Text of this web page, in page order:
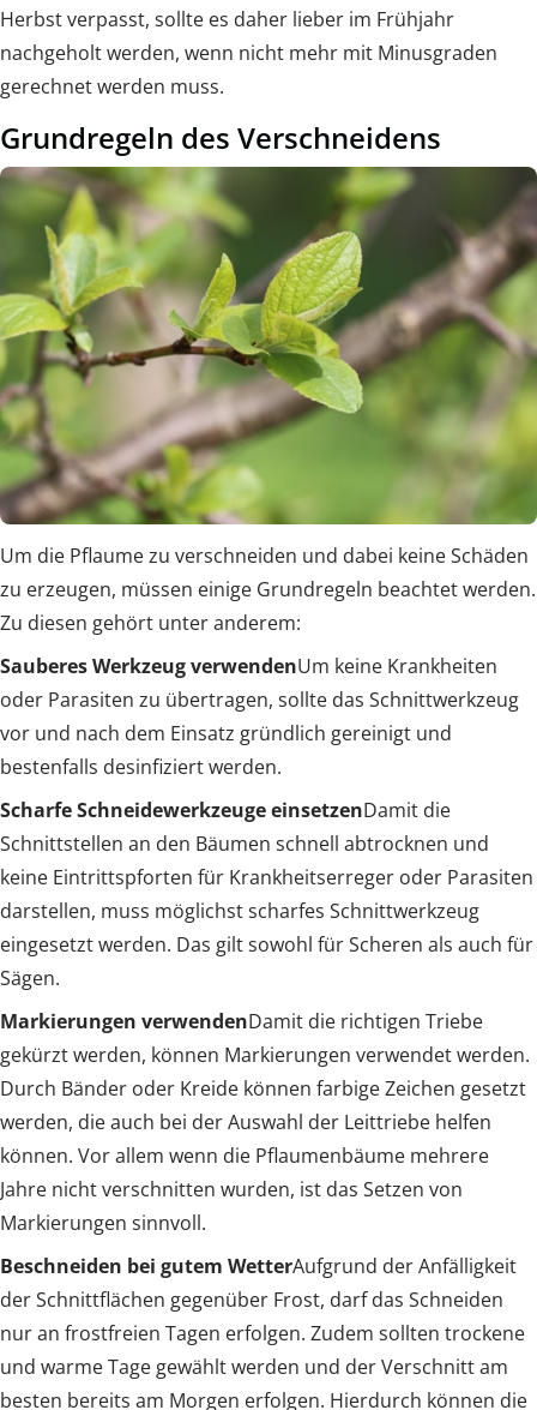
Herbst verpasst, sollte es daher lieber im Frühjahr
nachgeholt werden, wenn nicht mehr mit Minusgraden
gerechnet werden muss.
Grundregeln des Verschneidens
Um die Pflaume zu verschneiden und dabei keine Schäden
zu erzeugen, müssen einige Grundregeln beachtet werden.
Zu diesen gehört unter anderem:
Sauberes Werkzeug verwendenUm keine Krankheiten
oder Parasiten zu übertragen, sollte das Schnittwerkzeug
vor und nach dem Einsatz gründlich gereinigt und
bestenfalls desinfiziert werden.
Scharfe Schneidewerkzeuge einsetzenDamit die
Schnittstellen an den Bäumen schnell abtrocknen und
keine Eintrittspforten für Krankheitserreger oder Parasiten
darstellen, muss möglichst scharfes Schnittwerkzeug
eingesetzt werden. Das gilt sowohl für Scheren als auch für
Sägen.
Markierungen verwendenDamit die richtigen Triebe
gekürzt werden, können Markierungen verwendet werden.
Durch Bänder oder Kreide können farbige Zeichen gesetzt
werden, die auch bei der Auswahl der Leittriebe helfen
können. Vor allem wenn die Pflaumenbäume mehrere
Jahre nicht verschnitten wurden, ist das Setzen von
Markierungen sinnvoll.
Beschneiden bei gutem WetterAufgrund der Anfälligkeit
der Schnittflächen gegenüber Frost, darf das Schneiden
nur an frostfreien Tagen erfolgen. Zudem sollten trockene
und warme Tage gewählt werden und der Verschnitt am
besten bereits am Morgen erfolgen. Hierdurch können die